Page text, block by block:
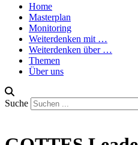
Home
Masterplan
Monitoring
Weiterdenken mit …
Weiterdenken über …
Themen
Über uns
Suche